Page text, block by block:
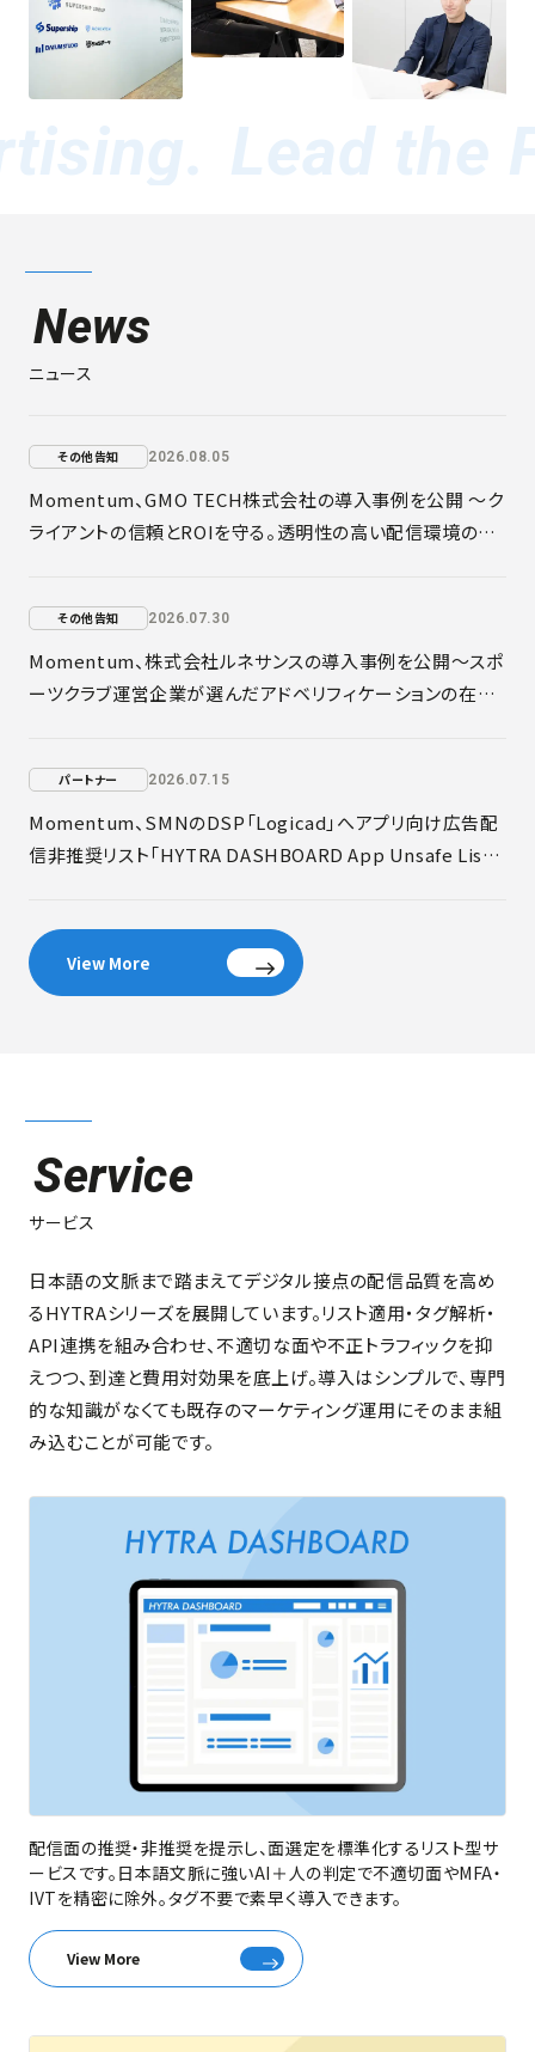
News
ニュース
その他告知 2026.08.05
Momentum、GMO TECH株式会社の導入事例を公開 〜ク
ライアントの信頼とROIを守る。透明性の高い配信環境の構
その他告知 2026.07.30
Momentum、株式会社ルネサンスの導入事例を公開〜スポ
ーツクラブ運営企業が選んだアドベリフィケーションの在り
パートナー 2026.07.15
Momentum、SMNのDSP「Logicad」へアプリ向け広告配
信非推奨リスト「HYTRA DASHBOARD App Unsafe List」
View More
Service
サービス
日本語の文脈まで踏まえてデジタル接点の配信品質を高め
るHYTRAシリーズを展開しています。リスト適用・タグ解析・
API連携を組み合わせ、不適切な面や不正トラフィックを抑
えつつ、到達と費用対効果を底上げ。導入はシンプルで、専門
的な知識がなくても既存のマーケティング運用にそのまま組
み込むことが可能です。
配信面の推奨・非推奨を提示し、面選定を標準化するリスト型サ
ービスです。日本語文脈に強いAI＋人の判定で不適切面やMFA・
IVTを精密に除外。タグ不要で素早く導入できます。
View More